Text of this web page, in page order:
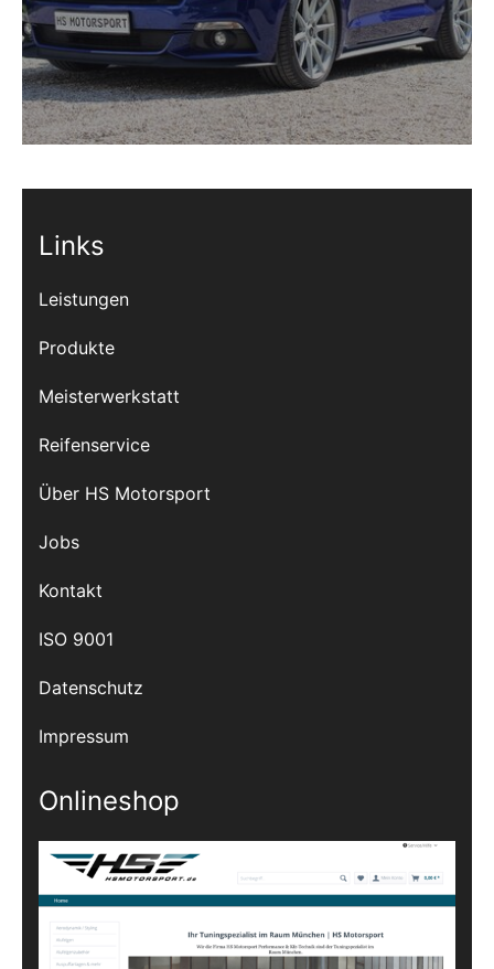
Links
Leistungen
Produkte
Meisterwerkstatt
Reifenservice
Über HS Motorsport
Jobs
Kontakt
ISO 9001
Datenschutz
Impressum
Onlineshop